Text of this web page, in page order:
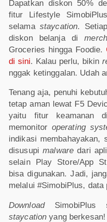
Dapatkan diskon 50%
fitur Lifestyle
selama staycation.
diskon belanja di
Groceries hingga Foodie.
di sini. Kalau perlu, bikin
nggak ketinggalan. Udah
Tenang aja, penuhi
tetap aman lewat F5
yaitu fitur keamanan
memonitor operating
indikasi membahayakan,
disusupimalwaredari
selain Play Store/App
bisa digunakan. Jadi,
melalui #SimobiPlus, data
Download SimobiPlus
staycationyang berkesan!